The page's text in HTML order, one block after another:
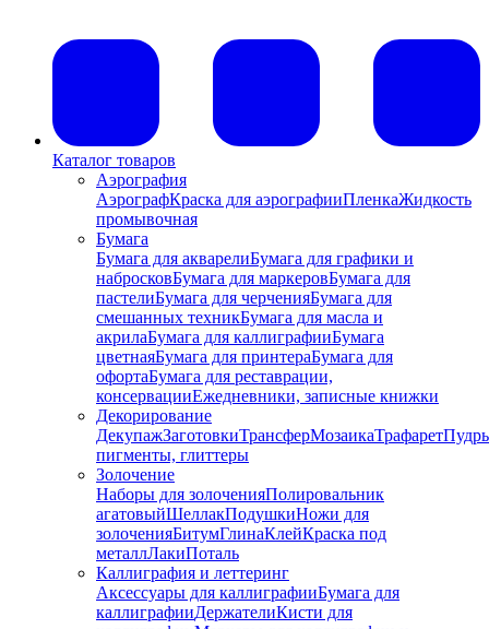
Каталог товаров
Аэрография
АэрографКраска для аэрографииПленкаЖидкость
промывочная
Бумага
Бумага для акварелиБумага для графики и
набросковБумага для маркеровБумага для
пастелиБумага для черченияБумага для
смешанных техникБумага для масла и
акрилаБумага для каллиграфииБумага
цветнаяБумага для принтераБумага для
офортаБумага для реставрации,
консервацииЕжедневники, записные книжки
Декорирование
ДекупажЗаготовкиТрансферМозаикаТрафарет
пигменты, глиттеры
Золочение
Наборы для золоченияПолировальник
агатовыйШеллакПодушкиНожи для
золоченияБитумГлинаКлейКраска под
металлЛакиПоталь
Каллиграфия и леттеринг
Аксессуары для каллиграфииБумага для
каллиграфииДержателиКисти для